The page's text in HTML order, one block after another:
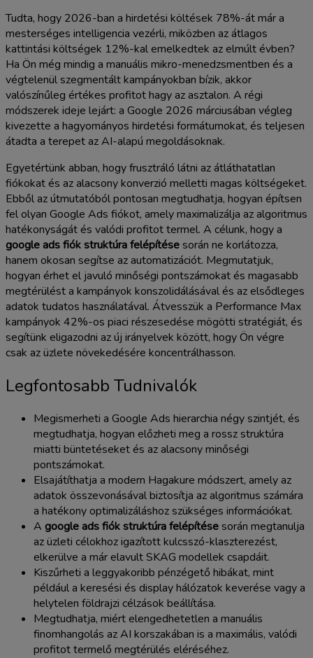
Tudta, hogy 2026-ban a hirdetési költések 78%-át már a
mesterséges intelligencia vezérli, miközben az átlagos
kattintási költségek 12%-kal emelkedtek az elmúlt évben?
Ha Ön még mindig a manuális mikro-menedzsmentben és a
végtelenül szegmentált kampányokban bízik, akkor
valószínűleg értékes profitot hagy az asztalon. A régi
módszerek ideje lejárt: a Google 2026 márciusában végleg
kivezette a hagyományos hirdetési formátumokat, és teljesen
átadta a terepet az AI-alapú megoldásoknak.
Egyetértünk abban, hogy frusztráló látni az átláthatatlan
fiókokat és az alacsony konverzió melletti magas költségeket.
Ebből az útmutatóból pontosan megtudhatja, hogyan építsen
fel olyan Google Ads fiókot, amely maximalizálja az algoritmus
hatékonyságát és valódi profitot termel. A célunk, hogy a
google ads fiók struktúra felépítésesorán ne korlátozza,
hanem okosan segítse az automatizációt. Megmutatjuk,
hogyan érhet el javuló minőségi pontszámokat és magasabb
megtérülést a kampányok konszolidálásával és az elsődleges
adatok tudatos használatával. Átvesszük a Performance Max
kampányok 42%-os piaci részesedése mögötti stratégiát, és
segítünk eligazodni az új irányelvek között, hogy Ön végre
csak az üzlete növekedésére koncentrálhasson.
Legfontosabb Tudnivalók
Megismerheti a Google Ads hierarchia négy szintjét, és
megtudhatja, hogyan előzheti meg a rossz struktúra
miatti büntetéseket és az alacsony minőségi
pontszámokat.
Elsajátíthatja a modern Hagakure módszert, amely az
adatok összevonásával biztosítja az algoritmus számára
a hatékony optimalizáláshoz szükséges információkat.
A google ads fiók struktúra felépítésesorán megtanulja
az üzleti célokhoz igazított kulcsszó-klaszterezést,
elkerülve a már elavult SKAG modellek csapdáit.
Kiszűrheti a leggyakoribb pénzégető hibákat, mint
például a keresési és display hálózatok keverése vagy a
helytelen földrajzi célzások beállítása.
Megtudhatja, miért elengedhetetlen a manuális
finomhangolás az AI korszakában is a maximális, valódi
profitot termelő megtérülés eléréséhez.